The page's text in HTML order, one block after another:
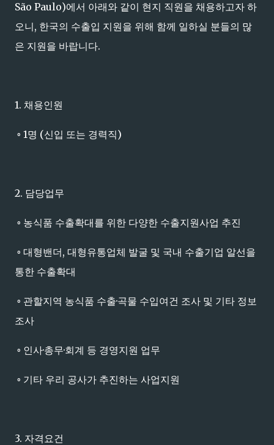
São Paulo)에서 아래와 같이 현지 직원을 채용하고자 하
오니, 한국의 수출입 지원을 위해 함께 일하실 분들의 많
은 지원을 바랍니다.
1. 채용인원
◦ 1명 (신입 또는 경력직)
2. 담당업무
◦ 농식품 수출확대를 위한 다양한 수출지원사업 추진
◦ 대형밴더, 대형유통업체 발굴 및 국내 수출기업 알선을
통한 수출확대
◦ 관할지역 농식품 수출·곡물 수입여건 조사 및 기타 정보
조사
◦ 인사·총무·회계 등 경영지원 업무
◦ 기타 우리 공사가 추진하는 사업지원
3. 자격요건